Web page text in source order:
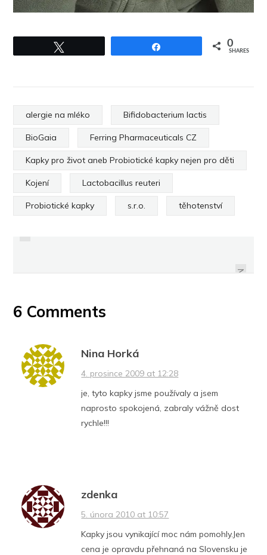
0
SHARES
alergie na mléko Bifidobacterium lactis
BioGaia Ferring Pharmaceuticals CZ
Kapky pro život aneb Probiotické kapky nejen pro děti
Kojení Lactobacillus reuteri
Probiotické kapky s.r.o. těhotenství
PREVIOUS
NEXT
6 Comments
Nina Horká
4. prosince 2009 at 12:28
je, tyto kapky jsme používaly a jsem
naprosto spokojená, zabraly vážně dost
rychle!!!
zdenka
5. února 2010 at 10:57
Kapky jsou vynikající moc nám pomohly.Jen
cena je opravdu přehnaná na Slovensku je